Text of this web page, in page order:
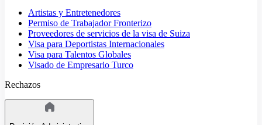
Artistas y Entretenedores
Permiso de Trabajador Fronterizo
Proveedores de servicios de la visa de Suiza
Visa para Deportistas Internacionales
Visa para Talentos Globales
Visado de Empresario Turco
Rechazos